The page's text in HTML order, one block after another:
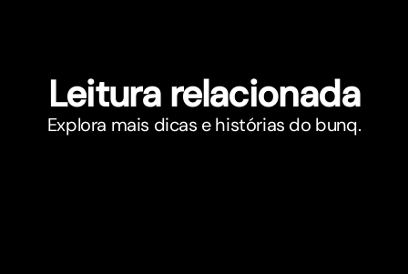
Leitura relacionada
Explora mais dicas e histórias do bunq.